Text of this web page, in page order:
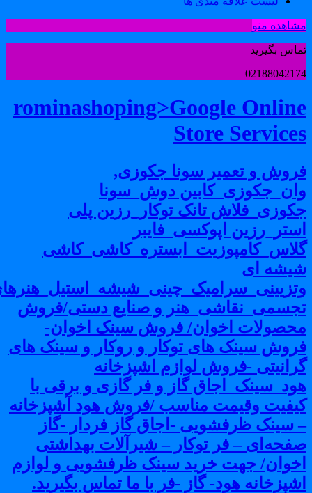
منو
بگیرید
rominashoping>Google
Store
و تعمیر سونا جکوزی,
دوش_سونا
تانک توکار_رزین پلی
اپوکسی_فایبر
ای
و صنایع دستی/فروش
اخوان/ فروش سینک اخوان-
سینک های توکار و روکار و سینک های
-فروش لوازم اشپزخانه
گاز و فر گازی و برقی با
وقیمت مناسب /فروش هود آشپزخانه
سینک ظرفشویی -اجاق گاز فردار -گاز
– فر توکار – شیرآلات بهداشتی
جهت خرید سینک ظرفشویی و لوازم
هود- گاز -فر با ما تماس بگیرید.